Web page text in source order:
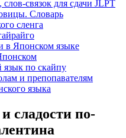
связок для сдачи JLPT
Словарь
сленга
в Японском языке
язык по скайпу
и препопавателям
языка
сладости по-